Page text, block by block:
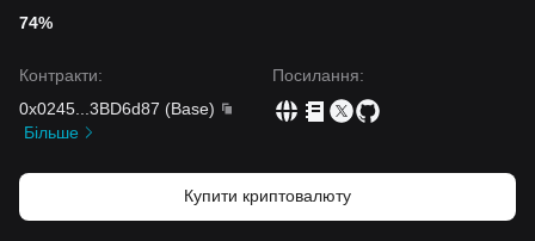
74%
Контракти:
0x0245
3BD6d87 (Base)
Більше
Посилання:
Купити криптовалюту